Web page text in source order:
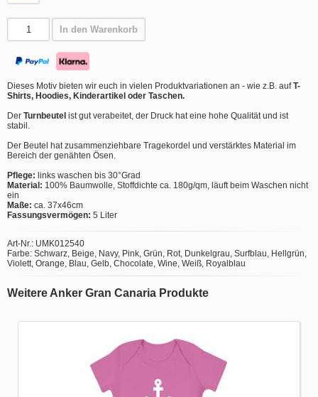
In den Warenkorb
Dieses Motiv bieten wir euch in vielen Produktvariationen an - wie z.B. aufT-
Shirts, Hoodies, Kinderartikel oder Taschen.
Der Turnbeutel ist gut verabeitet, der Druck hat eine hohe Qualität und ist
stabil.
Der Beutel hat zusammenziehbare Tragekordel und verstärktes Material im
Bereich der genähten Ösen.
Pflege: links waschen bis 30°Grad
Material: 100% Baumwolle, Stoffdichte ca. 180g/qm, läuft beim Waschen nicht
ein
Maße: ca. 37x46cm
Fassungsvermögen: 5 Liter
Art-Nr.: UMK012540
Farbe: Schwarz, Beige, Navy, Pink, Grün, Rot, Dunkelgrau, Surfblau, Hellgrün,
Violett, Orange, Blau, Gelb, Chocolate, Wine, Weiß, Royalblau
Weitere Anker Gran Canaria Produkte